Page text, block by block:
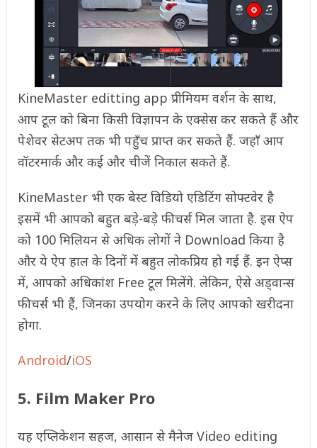
KineMaster editting app प्रीमियम वर्शन के साथ,
आप टूल को बिना किसी विज्ञापन के एक्सेस कर सकते हैं और
पेशेवर सेटअप तक भी पहुँच प्राप्त कर सकते हैं. जहाँ आप
वॉटरमार्क और कई और चीजें निकाल सकते हैं.
KineMaster भी एक बेस्ट विडियो एडिटिंग सोफ्टवेर है
इसमें भी आपको बहुत बड़े-बड़े फीचर्स मिल जाता है. इस ऐप
को 100 मिलियन से अधिक लोगों ने Download किया है
और ये ऐप हाल के दिनों में बहुत लोकप्रिय हो गई हैं. इन ऐप्स
में, आपको अधिकांश Free टूल मिलेंगे. लेकिन, ऐसे अड्वान्स
फीचर्स भी हैं, जिनका उपयोग करने के लिए आपको खरीदना
होगा.
Android/iOS
5. Film Maker Pro
यह एप्लिकेशन सहज, आसान से मैनेज Video editing